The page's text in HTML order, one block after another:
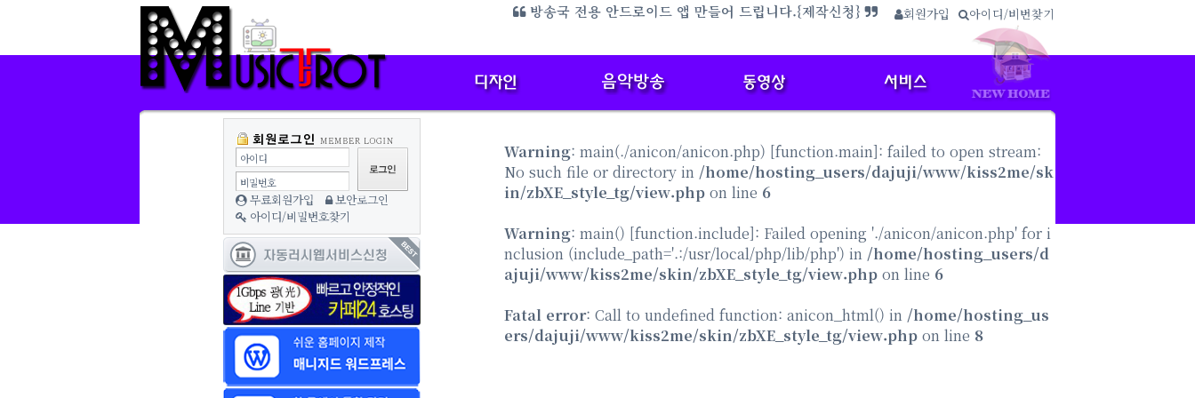
회원가입 아이디/비번찾기
방송국 전용 안드로이드 앱 만들어 드립니다.{제작신청}
아이디
비밀번호
무료회원가입
보안로그인
아이디/비밀번호찾기
Warning: main(./anicon/anicon.php) [function.main]: failed to open stream:
No such file or directory in /home/hosting_users/dajuji/www/kiss2me/sk
in/zbXE_style_tg/view.php on line 6
Warning: main() [function.include]: Failed opening './anicon/anicon.php' for i
nclusion (include_path='.:/usr/local/php/lib/php') in /home/hosting_users/d
ajuji/www/kiss2me/skin/zbXE_style_tg/view.php on line 6
Fatal error: Call to undefined function: anicon_html() in /home/hosting_us
ers/dajuji/www/kiss2me/skin/zbXE_style_tg/view.php on line 8